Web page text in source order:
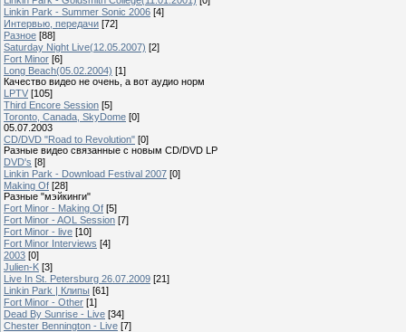
Linkin Park - Summer Sonic 2006 [4]
Интервью, передачи [72]
Разное [88]
Saturday Night Live(12.05.2007) [2]
Fort Minor [6]
Long Beach(05.02.2004) [1]
Качество видео не очень, а вот аудио норм
LPTV [105]
Third Encore Session [5]
Toronto, Canada, SkyDome [0]
05.07.2003
CD/DVD "Road to Revolution" [0]
Разные видео связанные с новым CD/DVD LP
DVD's [8]
Linkin Park - Download Festival 2007 [0]
Making Of [28]
Разные "мэйкинги"
Fort Minor - Making Of [5]
Fort Minor - AOL Session [7]
Fort Minor - live [10]
Fort Minor Interviews [4]
2003 [0]
Julien-K [3]
Live In St. Petersburg 26.07.2009 [21]
Linkin Park | Клипы [61]
Fort Minor - Other [1]
Dead By Sunrise - Live [34]
Chester Bennington - Live [7]